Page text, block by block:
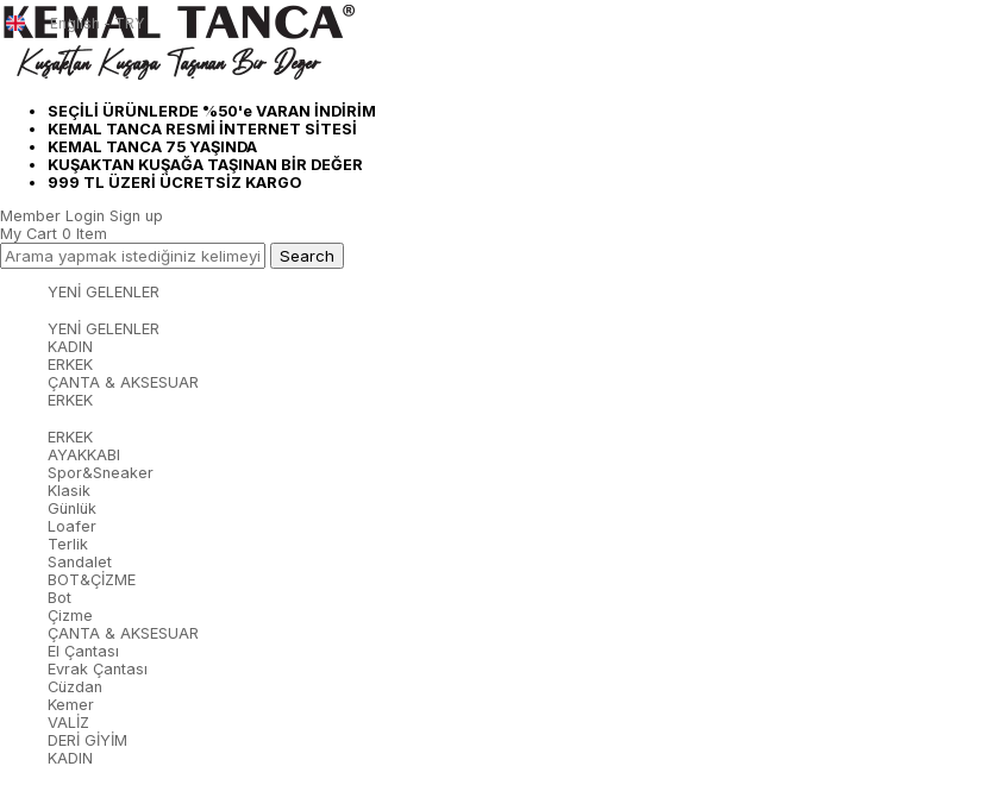
SEÇİLİ ÜRÜNLERDE %50'e VARAN İNDİRİM
KEMAL TANCA RESMİ İNTERNET SİTESİ
KEMAL TANCA 75 YAŞINDA
KUŞAKTAN KUŞAĞA TAŞINAN BİR DEĞER
999 TL ÜZERİ ÜCRETSİZ KARGO
English - TRY
Member Login Sign up
My Cart 0 Item
YENİ GELENLER
YENİ GELENLER
KADIN
ERKEK
ÇANTA & AKSESUAR
ERKEK
ERKEK
AYAKKABI
Spor&Sneaker
Klasik
Günlük
Loafer
Terlik
Sandalet
BOT&ÇİZME
Bot
Çizme
ÇANTA & AKSESUAR
El Çantası
Evrak Çantası
Cüzdan
Kemer
VALİZ
DERİ GİYİM
KADIN